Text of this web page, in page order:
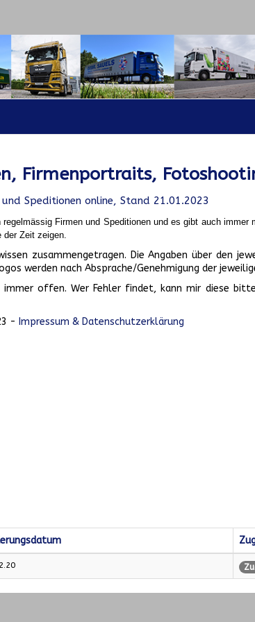
Firmenportraits,
und Speditionen online, Stand 21.01.2023
Firmen und Speditionen und es gibt auch immer
der Zeit zeigen.
zusammengetragen. Die Angaben über den
werden nach Absprache/Genehmigung der
immer offen. Wer Fehler findet, kann mir diese
- Impressum & Datenschutzerklärung